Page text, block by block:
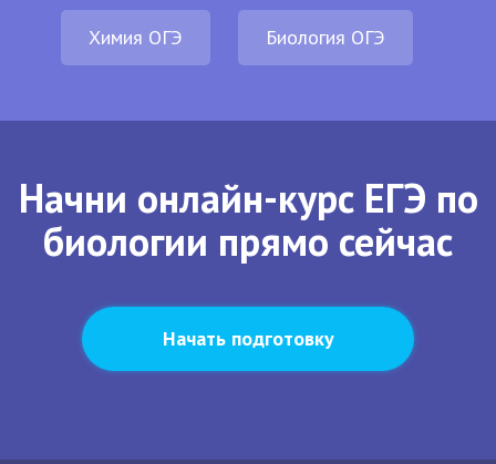
Химия ОГЭ Биология ОГЭ
Начни онлайн-курс ЕГЭ по
биологии прямо сейчас
Начать подготовку